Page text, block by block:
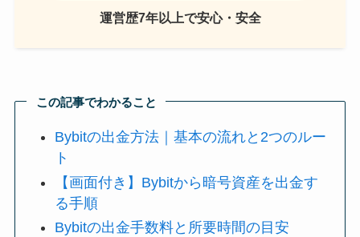
運営歴7年以上で安心・安全
この記事でわかること
Bybitの出金方法｜基本の流れと2つのルー
ト
【画面付き】Bybitから暗号資産を出金す
る手順
Bybitの出金手数料と所要時間の目安